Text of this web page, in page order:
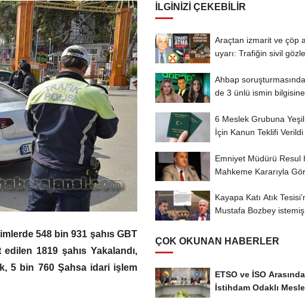
548 bin 931 şahıs GBT
1819 şahıs Yakalandı,
5 bin 760 Şahsa idari işlem
İLGINIZI ÇEKEBILIR
Araçtan izmarit ve çöp
uyarı: Trafiğin sivil
Ahbap
de 3 ünlü ismin bilgisine
6 Meslek Grubuna
İçin Kanun Teklifi Verildi
Emniyet Müdürü Resul
Mahkeme Kararıyla
Kayapa Katı Atık
Mustafa Bozbey
ÇOK OKUNAN HABERLER
ETSO ve İSO Arasında
İstihdam Odaklı